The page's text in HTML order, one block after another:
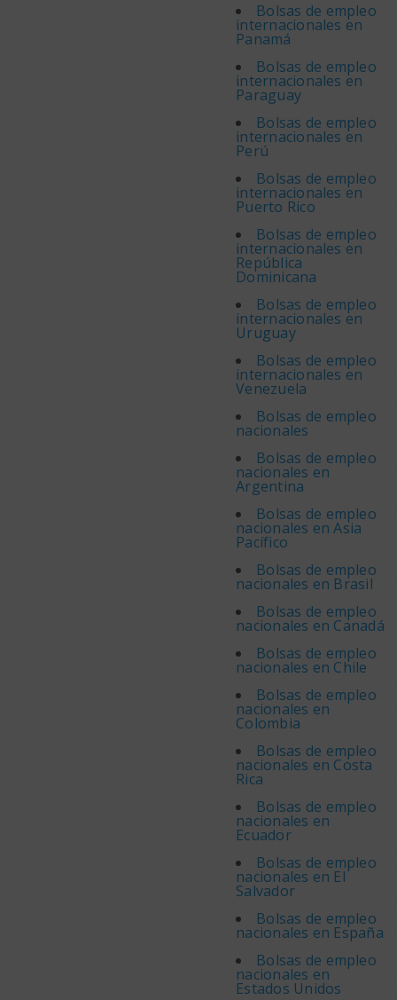
Bolsas de empleo
internacionales en
Panamá
Bolsas de empleo
internacionales en
Paraguay
Bolsas de empleo
internacionales en
Perú
Bolsas de empleo
internacionales en
Puerto Rico
Bolsas de empleo
internacionales en
República
Dominicana
Bolsas de empleo
internacionales en
Uruguay
Bolsas de empleo
internacionales en
Venezuela
Bolsas de empleo
nacionales
Bolsas de empleo
nacionales en
Argentina
Bolsas de empleo
nacionales en Asia
Pacífico
Bolsas de empleo
nacionales en Brasil
Bolsas de empleo
nacionales en Canadá
Bolsas de empleo
nacionales en Chile
Bolsas de empleo
nacionales en
Colombia
Bolsas de empleo
nacionales en Costa
Rica
Bolsas de empleo
nacionales en
Ecuador
Bolsas de empleo
nacionales en El
Salvador
Bolsas de empleo
nacionales en España
Bolsas de empleo
nacionales en
Estados Unidos